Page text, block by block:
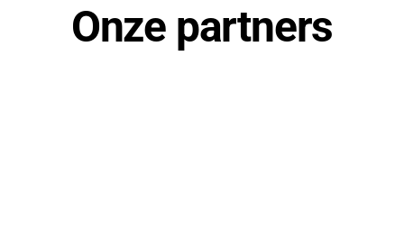
Onze partners